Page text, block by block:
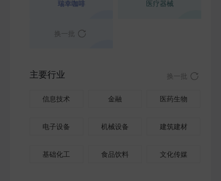
瑞幸咖啡 医疗器械
换一批
主要行业 换一批
信息技术 金融 医药生物
电子设备 机械设备 建筑建材
基础化工 食品饮料 文化传媒